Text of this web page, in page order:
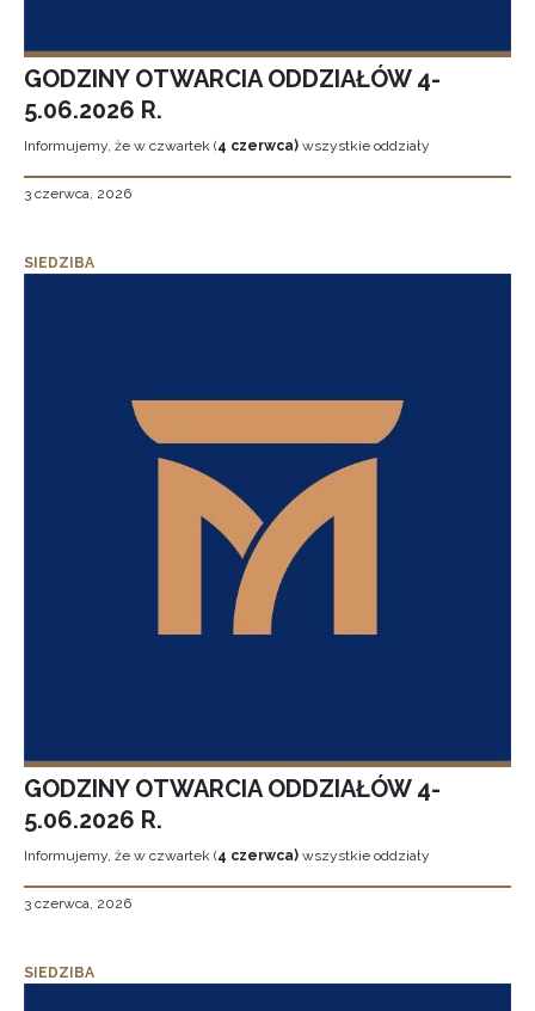
GODZINY OTWARCIA ODDZIAŁÓW 4-
5.06.2026 R.
Informujemy, że w czwartek (4 czerwca) wszystkie oddziały
3 czerwca, 2026
SIEDZIBA
GODZINY OTWARCIA ODDZIAŁÓW 4-
5.06.2026 R.
Informujemy, że w czwartek (4 czerwca) wszystkie oddziały
3 czerwca, 2026
SIEDZIBA